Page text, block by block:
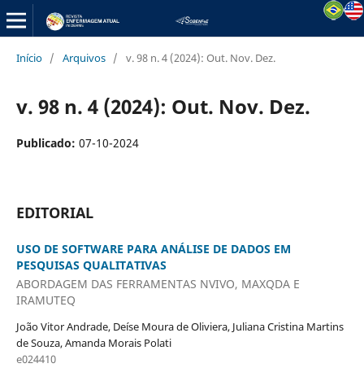
Início / Arquivos / v. 98 n. 4 (2024): Out. Nov. Dez.
v. 98 n. 4 (2024): Out. Nov. Dez.
Publicado: 07-10-2024
EDITORIAL
USO DE SOFTWARE PARA ANÁLISE DE DADOS EM
PESQUISAS QUALITATIVAS
ABORDAGEM DAS FERRAMENTAS NVIVO, MAXQDA E
IRAMUTEQ
João Vitor Andrade, Deíse Moura de Oliviera, Juliana Cristina Martins
de Souza, Amanda Morais Polati
e024410